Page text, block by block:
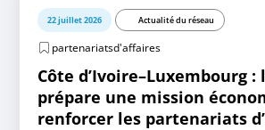
22 juillet 2026 Actualité du réseau
partenariatsd'affaires
Côte d’Ivoire–Luxembourg :
prépare une mission
renforcer les partenariats